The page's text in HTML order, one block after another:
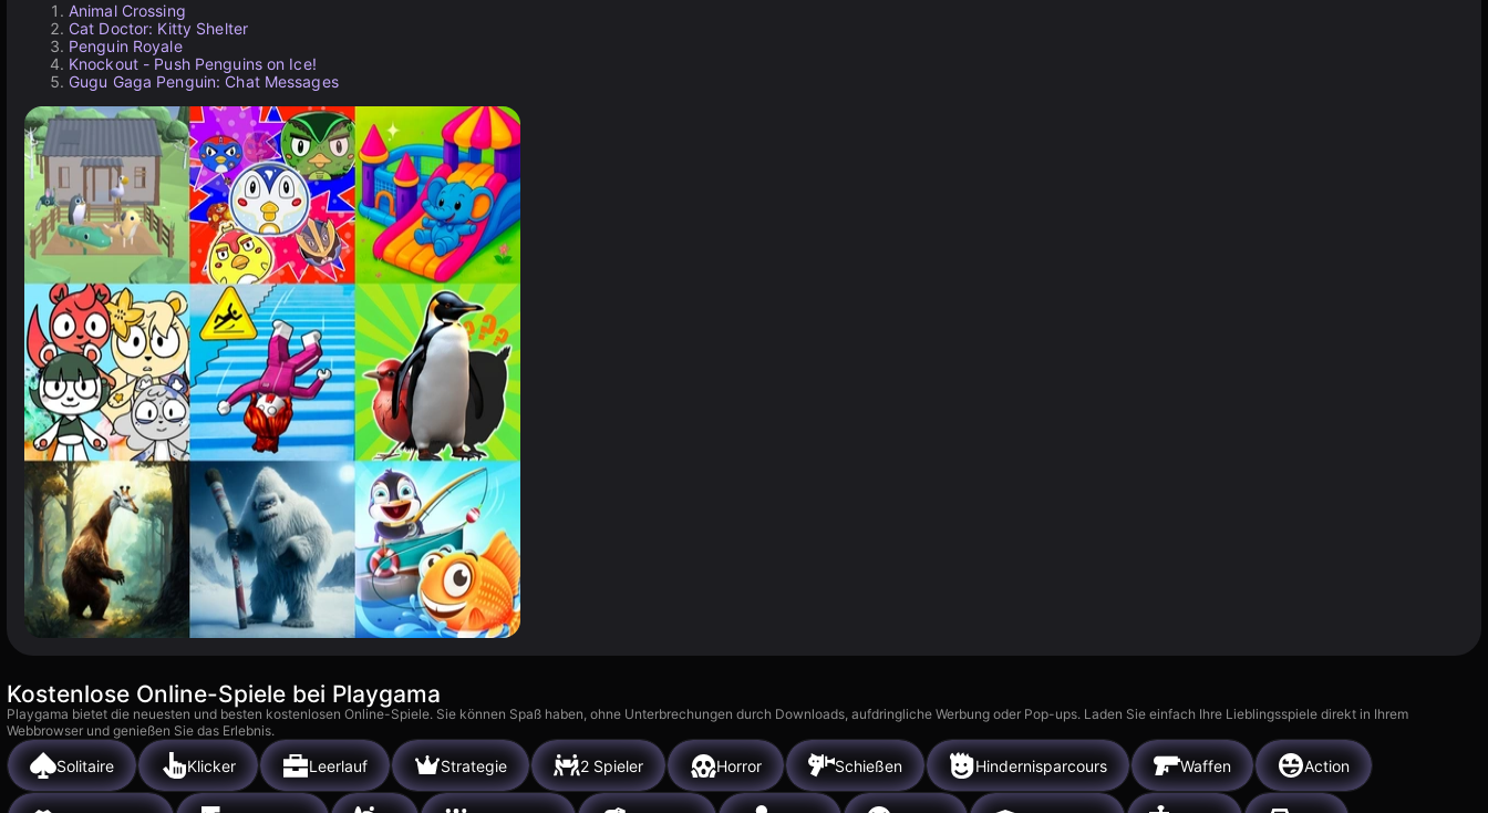
Animal Crossing
Cat Doctor: Kitty Shelter
Penguin Royale
Knockout - Push Penguins on Ice!
Gugu Gaga Penguin: Chat Messages
Kostenlose Online-Spiele bei Playgama
Playgama bietet die neuesten und besten kostenlosen Online-Spiele. Sie können Spaß haben, ohne Unterbrechungen durch Downloads, aufdringliche Werbung oder Pop-ups. Laden Sie einfach Ihre Lieblingsspiele direkt in Ihrem
Webbrowser und genießen Sie das Erlebnis.
Solitaire Klicker Leerlauf Strategie 2 Spieler Horror Schießen Hindernisparcours Waffen Action